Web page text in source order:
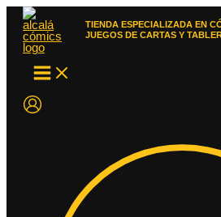
contenido
TIENDA ESPECIALIZADA EN
JUEGOS DE CARTAS Y